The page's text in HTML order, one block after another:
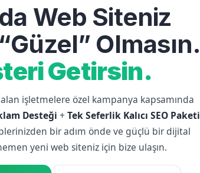
Web Siteniz
Olmasın.
Getirsin.
işletmelere özel kampanya kapsamında
Desteği +Tek Seferlik Kalıcı SEO Paketi
bir adım önde ve güçlü bir dijital
yeni web siteniz için bize ulaşın.